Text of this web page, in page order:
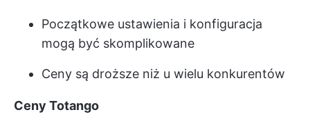
Początkowe ustawienia i konfiguracja
mogą być skomplikowane
Ceny są droższe niż u wielu konkurentów
Ceny Totango